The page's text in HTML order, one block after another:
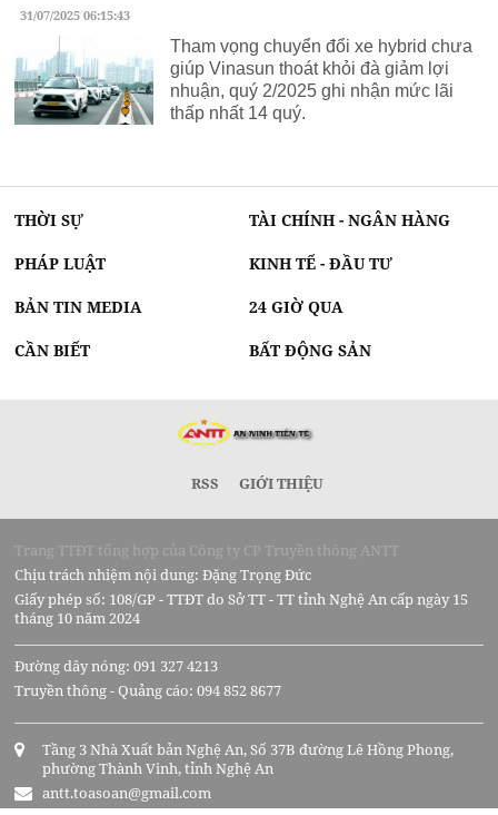
31/07/2025 06:15:43
Tham vọng chuyển đổi xe hybrid chưa
giúp Vinasun thoát khỏi đà giảm lợi
nhuận, quý 2/2025 ghi nhận mức lãi
thấp nhất 14 quý.
THỜI SỰ TÀI CHÍNH - NGÂN HÀNG
PHÁP LUẬT KINH TẾ - ĐẦU TƯ
BẢN TIN MEDIA 24 GIỜ QUA
CẦN BIẾT BẤT ĐỘNG SẢN
RSS GIỚI THIỆU
Trang TTĐT tổng hợp của Công ty CP Truyền thông ANTT
Chịu trách nhiệm nội dung: Đặng Trọng Đức
Giấy phép số: 108/GP - TTĐT do Sở TT - TT tỉnh Nghệ An cấp ngày 15
tháng 10 năm 2024
Đường dây nóng: 091 327 4213
Truyền thông - Quảng cáo: 094 852 8677
Tầng 3 Nhà Xuất bản Nghệ An, Số 37B đường Lê Hồng Phong,
phường Thành Vinh, tỉnh Nghệ An
antt.toasoan@gmail.com